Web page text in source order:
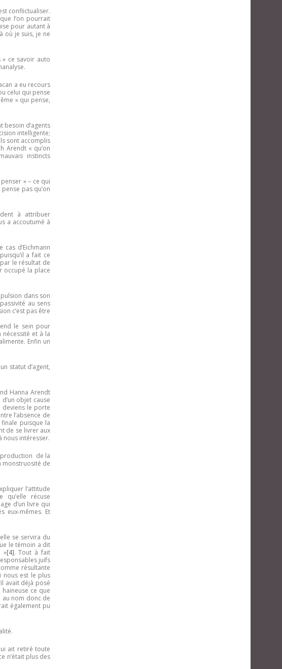
conflictualiser.
l’on pourrait
pour autant à
où je suis, je ne
ce savoir auto
a eu recours
celui qui pense
» qui pense,
besoin d’agents
intelligente;
sont accomplis
Arendt « qu’on
instincts
» – ce qui
pas qu’on
à attribuer
a accoutumé à
d’Eichmann
a fait ce
le résultat de
occupé la place
dans son
au sens
c’est pas être
le sein pour
nécessité et à la
Enfin un
statut d’agent,
Hanna Arendt
objet cause
deviens le porte
l’absence de
puisque la
de se livrer aux
nous intéresser.
production de la
monstruosité de
l’attitude
récuse
d’un livre qui
eux-mêmes. Et
se servira du
le témoin a dit
»[4]. Tout à fait
juifs
résultante
nous est le plus
avait déjà posé
ce que
au nom donc de
également pu
ait retiré toute
n’était plus des